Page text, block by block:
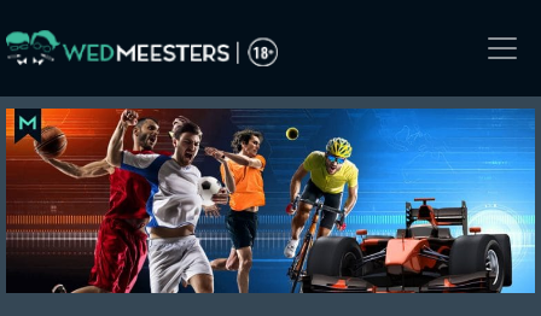
to
content